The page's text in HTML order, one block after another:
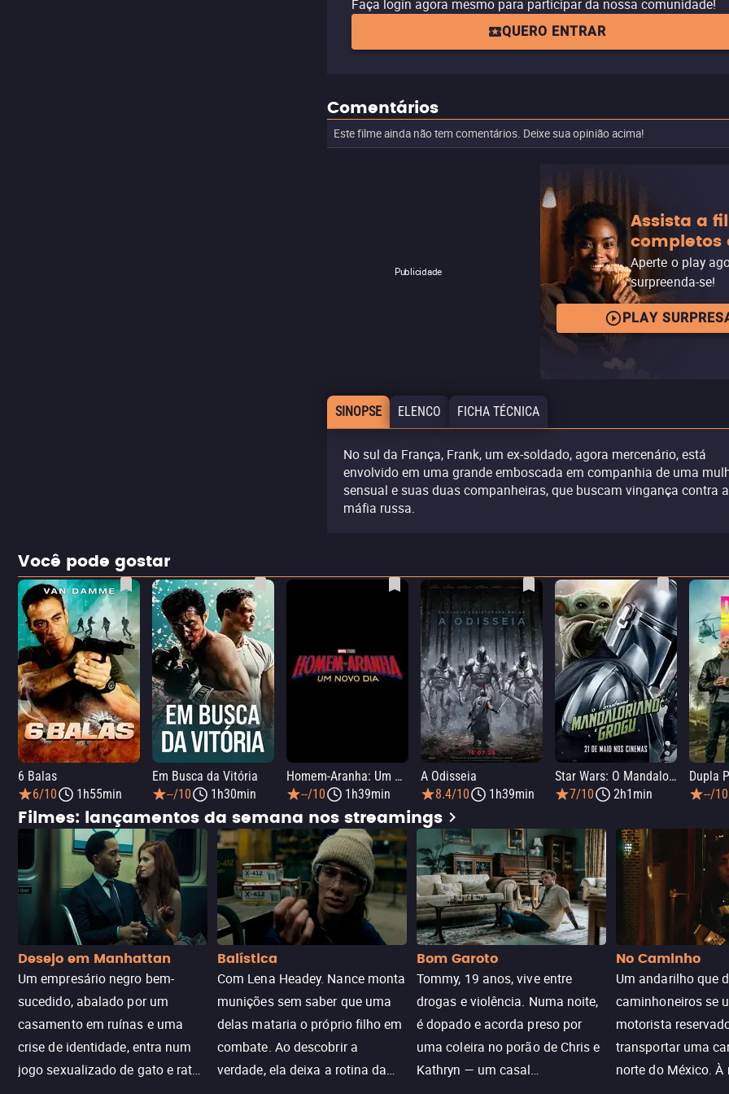
Faça login agora mesmo para participar da nossa comunidade!
QUERO ENTRAR
Comentários
Este filme ainda não tem comentários. Deixe sua opinião acima!
Publicidade
Assista a
completos
Aperte o play
surpreenda-se!
PLAY
SINOPSE ELENCO FICHA TÉCNICA
No sul da França, Frank, um ex-soldado, agora mercenário, está
envolvido em uma grande emboscada em companhia de uma
sensual e suas duas companheiras, que buscam vingança contra a
máfia russa.
Você pode gostar
6 Balas
6/10
1h55min
Em Busca da Vitória
--/10
1h30min
Homem-Aranha: Um Novo Dia
--/10
1h39min
A Odisseia
8.4/10
1h39min
Star Wars: O Mandaloriano e Grogu
7/10
2h1min
Dupla
--/10
Filmes: lançamentos da semana nos streamings
Desejo em Manhattan
Um empresário negro bem-
sucedido, abalado por um
casamento em ruínas e uma
crise de identidade, entra num
jogo sexualizado de gato e rato
Balística
Com Lena Headey. Nance monta
munições sem saber que uma
delas mataria o próprio filho em
combate. Ao descobrir a
verdade, ela deixa a rotina da
Bom Garoto
Tommy, 19 anos, vive entre
drogas e violência. Numa noite,
é dopado e acorda preso por
uma coleira no porão de Chris e
Kathryn — um casal
No Caminho
Um andarilho que
caminhoneiros se
motorista
transportar uma
norte do México. À